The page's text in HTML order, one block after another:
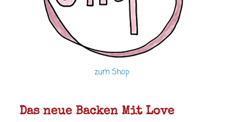
zum Shop
Das neue Backen Mit Love